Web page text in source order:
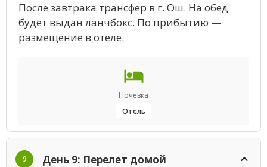
После завтрака трансфер в г. Ош. На обед
будет выдан ланчбокс. По прибытию —
размещение в отеле.
Ночевка
Отель
9 День 9: Перелет домой